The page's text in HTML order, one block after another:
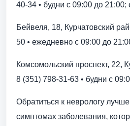
40-34 • будни с 09:00 до 21:00;
Бейвеля, 18, Курчатовский
50 • ежедневно с 09:00 до
Комсомольский проспект, 22,
8 (351) 798-31-63 • будни с
Обратиться к неврологу
симптомах заболевания,